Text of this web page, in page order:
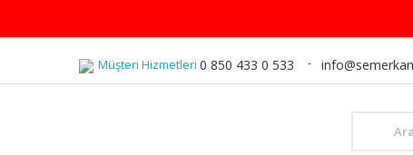
Müşteri Hizmetleri 0 850 433 0 533